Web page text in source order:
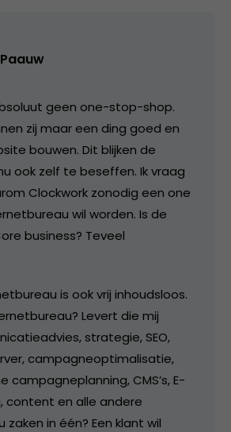
geen one-stop-shop.
zij maar een ding goed en
bouwen. Dit blijken de
ook zelf te beseffen. Ik vraag
Clockwork zonodig een one
wil worden. Is de
business? Teveel
is ook vrij inhoudsloos.
Levert die mij
strategie, SEO,
campagneoptimalisatie,
campagneplanning, CMS’s, E-
content en alle andere
in één? Een klant wil